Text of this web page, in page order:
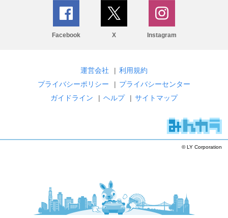
Facebook X Instagram
運営会社 | 利用規約
プライバシーポリシー
| プライバシーセンター
ガイドライン
| ヘルプ | サイトマップ
© LY Corporation